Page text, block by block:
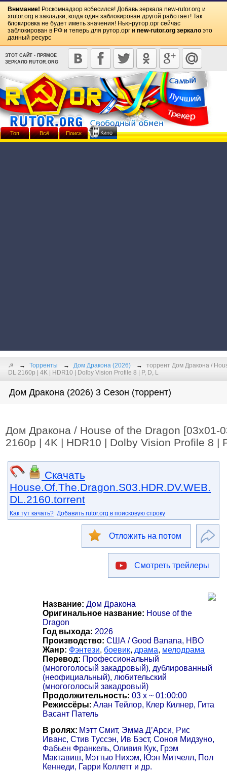
Внимание! Роскомнадзор всбесился! Добавь зеркала new-rutor.org и
xrutor.org в закладки, когда один заблокирован другой работает! Так
блокировка не будет иметь значения! Нью-рутор.орг сейчас
заблокирован в РФ и теперь для рутор.орг и new-rutor.org зеркало это
данный ресурс
ЭТОТ САЙТ - ПРЯМОЕ
ЗЕРКАЛО RUTOR.ORG
☭ Торренты Дом Дракона (2026)
торрент Дом Дракона /
DL 2160p | 4K | HDR10 | Dolby Vision Profile 8 | P, D, L
Дом Дракона (2026) 3 Сезон (торрент)
Дом Дракона / House of the Dragon [03х01-
2160p | 4K | HDR10 | Dolby Vision Profile 8 |
Скачать
House.Of.The.Dragon.S03.HDR.DV.WEB.
DL.2160.torrent
Как тут качать? Добавить rutor.org в поисковую строку
Отложить на потом
Смотреть трейлеры
Название: Дом Дракона
Оригинальное название: House of the
Dragon
Год выхода: 2026
Производство: США / Good Banana, HBO
Жанр: Фэнтези, боевик, драма, мелодрама
Перевод: Профессиональный
(многоголосый закадровый), дублированный
(неофициальный), любительский
(многоголосый закадровый)
Продолжительность: 03 x ~ 01:00:00
Режиссёры: Алан Тейлор, Клер Килнер, Гита
Васант Патель
В ролях: Мэтт Смит, Эмма Д’Арси, Рис
Иванс, Стив Туссэн, Ив Бэст, Соноя Мидзуно,
Фабьен Франкель, Оливия Кук, Грэм
Мактавиш, Мэттью Нихэм, Юэн Митчелл, Пол
Кеннеди, Гарри Коллетт и др.